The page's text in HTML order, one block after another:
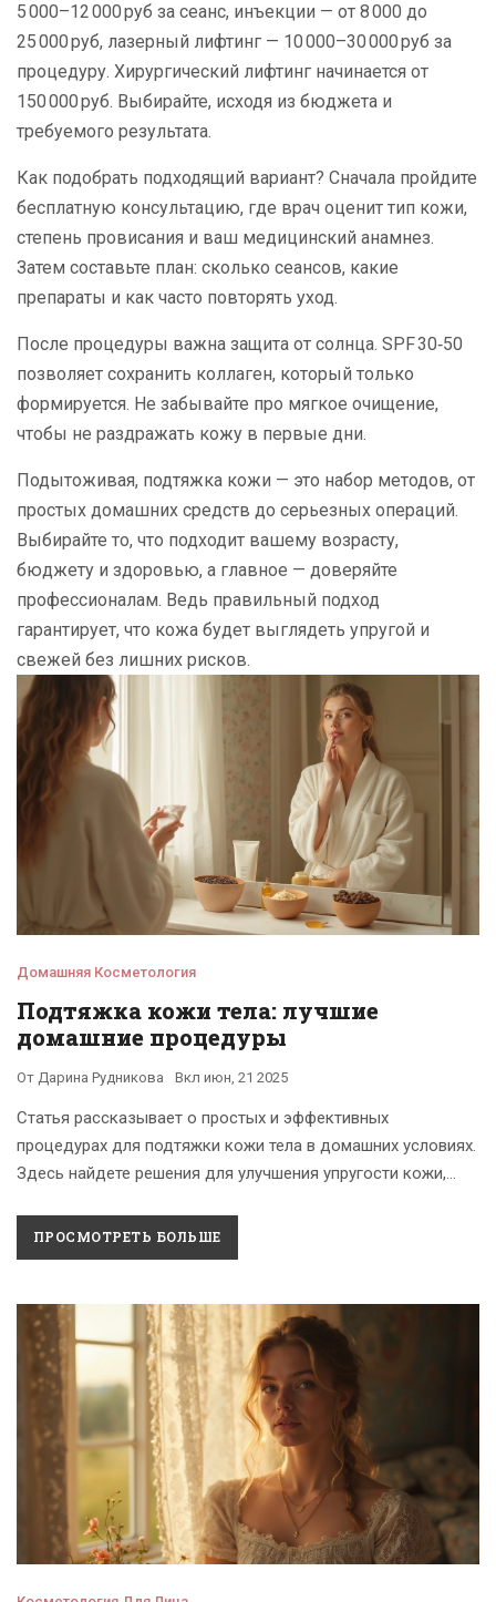
5 000–12 000 руб за сеанс, инъекции — от 8 000 до
25 000 руб, лазерный лифтинг — 10 000–30 000 руб за
процедуру. Хирургический лифтинг начинается от
150 000 руб. Выбирайте, исходя из бюджета и
требуемого результата.
Как подобрать подходящий вариант? Сначала пройдите
бесплатную консультацию, где врач оценит тип кожи,
степень провисания и ваш медицинский анамнез.
Затем составьте план: сколько сеансов, какие
препараты и как часто повторять уход.
После процедуры важна защита от солнца. SPF 30‑50
позволяет сохранить коллаген, который только
формируется. Не забывайте про мягкое очищение,
чтобы не раздражать кожу в первые дни.
Подытоживая, подтяжка кожи — это набор методов, от
простых домашних средств до серьезных операций.
Выбирайте то, что подходит вашему возрасту,
бюджету и здоровью, а главное — доверяйте
профессионалам. Ведь правильный подход
гарантирует, что кожа будет выглядеть упругой и
свежей без лишних рисков.
Домашняя Косметология
Подтяжка кожи тела: лучшие
домашние процедуры
От Дарина Рудникова Вкл июн, 21 2025
Статья рассказывает о простых и эффективных
процедурах для подтяжки кожи тела в домашних условиях.
Здесь найдете решения для улучшения упругости кожи,
техниках массажа и современных гаджетах. Узнаете,
почему питание влияет на результат и как не тратить время
затрат. Примеры подойдут для занятых людей и тех, кто не
любит сложностях.
ПРОСМОТРЕТЬ БОЛЬШЕ